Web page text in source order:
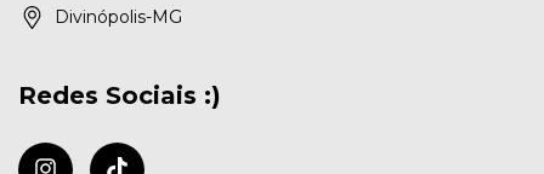
Divinópolis-MG
Redes Sociais :)